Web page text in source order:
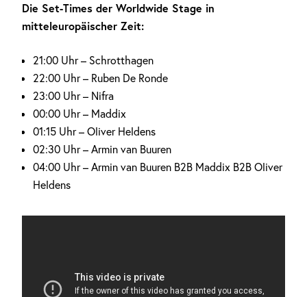
Die Set-Times der Worldwide Stage in
mitteleuropäischer Zeit:
21:00 Uhr – Schrotthagen
22:00 Uhr – Ruben De Ronde
23:00 Uhr – Nifra
00:00 Uhr – Maddix
01:15 Uhr – Oliver Heldens
02:30 Uhr – Armin van Buuren
04:00 Uhr – Armin van Buuren B2B Maddix B2B Oliver
Heldens